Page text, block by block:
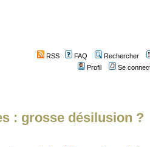
RSS FAQ
Rechercher
Profil
Se
: grosse désilusion ?